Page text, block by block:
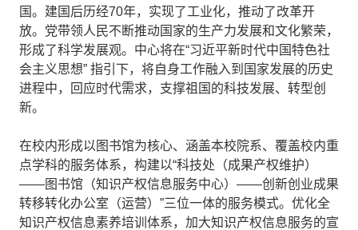
国。建国后历经70年，实现了工业化，推动了改革开
放。党带领人民不断推动国家的生产力发展和文化繁荣，
形成了科学发展观。中心将在“习近平新时代中国特色社
会主义思想” 指引下，将自身工作融入到国家发展的历史
进程中，回应时代需求，支撑祖国的科技发展、转型创
新。
在校内形成以图书馆为核心、涵盖本校院系、覆盖校内重
点学科的服务体系，构建以“科技处（成果产权维护）
——图书馆（知识产权信息服务中心）——创新创业成果
转移转化办公室（运营）”三位一体的服务模式。优化全
知识产权信息素养培训体系，加大知识产权信息服务的宣